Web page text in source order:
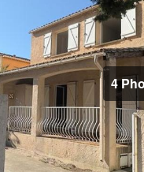
4